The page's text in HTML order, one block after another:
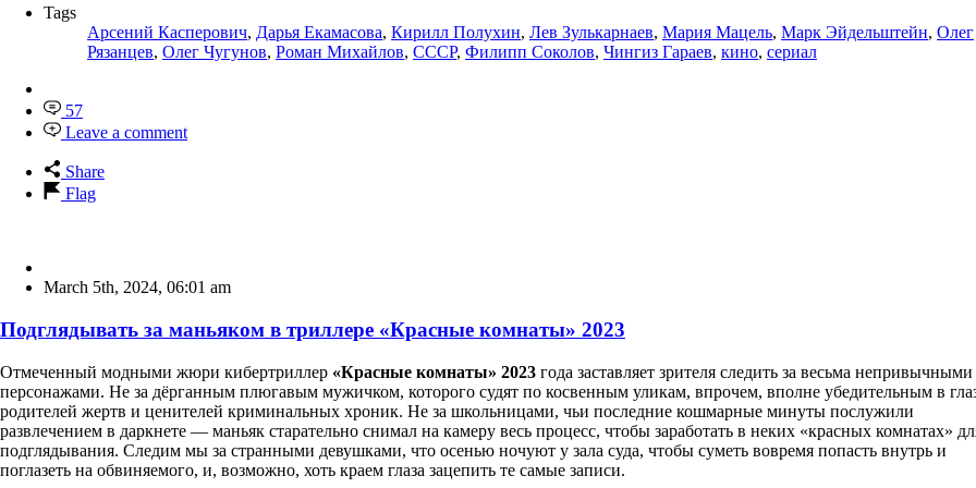
Tags
Арсений Касперович, Дарья Екамасова, Кирилл Полухин, Лев Зулькарнаев, Мария Мацель, Марк Эйдельштейн, Олег
Рязанцев, Олег Чугунов, Роман Михайлов, СССР, Филипп Соколов, Чингиз Гараев, кино, сериал
57
Leave a comment
Share
Flag
March 5th, 2024, 06:01 am
Подглядывать за маньяком в триллере «Красные комнаты» 2023
Отмеченный модными жюри кибертриллер «Красные комнаты» 2023 года заставляет зрителя следить за весьма непривычными
персонажами. Не за дёрганным плюгавым мужичком, которого судят по косвенным уликам, впрочем, вполне убедительным в
родителей жертв и ценителей криминальных хроник. Не за школьницами, чьи последние кошмарные минуты послужили
развлечением в даркнете — маньяк старательно снимал на камеру весь процесс, чтобы заработать в неких «красных комнатах»
подглядывания. Следим мы за странными девушками, что осенью ночуют у зала суда, чтобы суметь вовремя попасть внутрь и
поглазеть на обвиняемого, и, возможно, хоть краем глаза зацепить те самые записи.